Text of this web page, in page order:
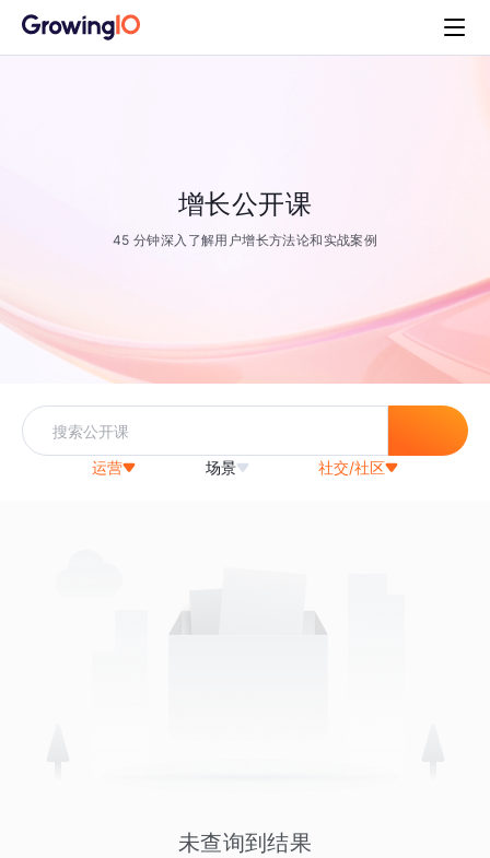
增长公开课
45 分钟深入了解用户增长方法论和实战案例
运营 场景 社交/社区
未查询到结果